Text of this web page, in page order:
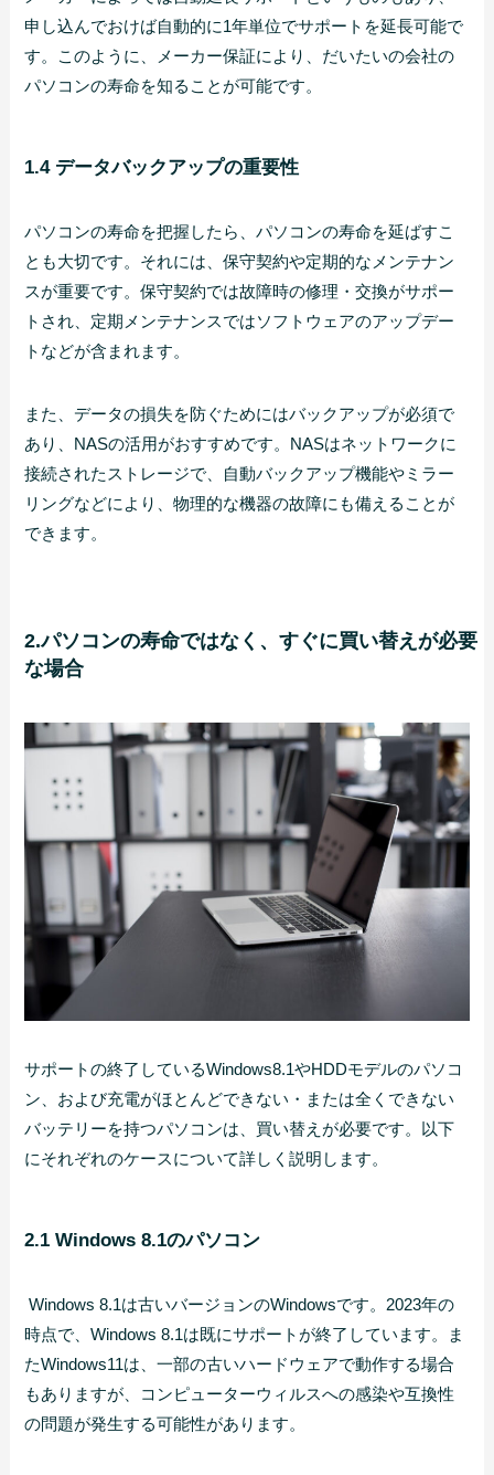
申し込んでおけば自動的に1年単位でサポートを延長可能で
す。このように、メーカー保証により、だいたいの会社の
パソコンの寿命を知ることが可能です。
1.4 データバックアップの重要性
パソコンの寿命を把握したら、パソコンの寿命を延ばすこ
とも大切です。それには、保守契約や定期的なメンテナン
スが重要です。保守契約では故障時の修理・交換がサポー
トされ、定期メンテナンスではソフトウェアのアップデー
トなどが含まれます。
また、データの損失を防ぐためにはバックアップが必須で
あり、NASの活用がおすすめです。NASはネットワークに
接続されたストレージで、自動バックアップ機能やミラー
リングなどにより、物理的な機器の故障にも備えることが
できます。
2.パソコンの寿命ではなく、すぐに買い替えが必要
な場合
サポートの終了しているWindows8.1やHDDモデルのパソコ
ン、および充電がほとんどできない・または全くできない
バッテリーを持つパソコンは、買い替えが必要です。以下
にそれぞれのケースについて詳しく説明します。
2.1 Windows 8.1のパソコン
Windows 8.1は古いバージョンのWindowsです。2023年の
時点で、Windows 8.1は既にサポートが終了しています。ま
たWindows11は、一部の古いハードウェアで動作する場合
もありますが、コンピューターウィルスへの感染や互換性
の問題が発生する可能性があります。